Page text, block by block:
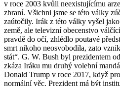
v roce 2003 kvůli neexistujícímu
zbraní. Všichni jsme se této války
zaútočily. Irák z této války vyšel
země, ale televizní obecenstvo
pravdě do očí, zhlédlo poutavé
smrt nikoho neosvobodila, zato
stát“. G. W. Bush byl prezidentem
zkáza Iráku mu druhý volební
Donald Trump v roce 2017, když
normální věc. Prezident má být